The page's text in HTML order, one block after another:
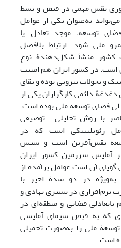
نقش مهمی در قبض و بسط
به‌عنوان یکی از عوامل
توسعه، موجد تعادل یا
ملی شود. ارتباط بلافصل
کشور منشأ شکل‌دهندۀ نوع
در کشور ایران هم امنیت
و تحولات بیرونی بوده و بقای
دائمی کارگزاران یکی از
فضای توسعه ملی بوده است.
با روش تحلیلی ـ توصیفی
ژئوپلیتیکی است که در
نقش‌آفرین است و سپس
آمایش سرزمین کشور ایران
آن است عوامل برآمده از
به‌ویژه در دو سدۀ اخیر با
نرم‌افزاری در بستری نهادی و
فضایی و منطقه‌ای در
که به قبض سیمای آمایشی
ملی را به‌صورت تحمیلی
است.